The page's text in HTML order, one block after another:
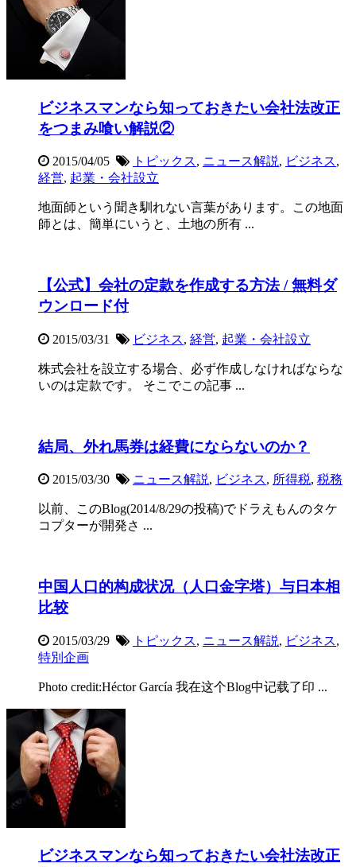
ビジネスマンなら知っておきたい会社法改正
をつまみ喰い解説②
2015/04/05 トピックス, ニュース解説, ビジネス,
経営, 起業・会社設立
地面師という聞き馴れない言葉があります。この地面
師とは、簡単にいうと、土地の所有 ...
【公式】会社の定款を作成する方法 / 無料ダ
ウンロード付
2015/03/31 ビジネス, 経営, 起業・会社設立
株式会社を設立する場合、必ず作成しなければならな
いのは定款です。 そこでこの記事 ...
結局、外れ馬券は経費にならないのか？
2015/03/30 ニュース解説, ビジネス, 所得税, 税務
以前、このBlog(2014/8/29の投稿)でドラえもんのタケ
コプターが開発さ ...
中国人口的构成状况（人口金字塔）与日本相
比较
2015/03/29 トピックス, ニュース解説, ビジネス,
特別企画
Photo credit:Héctor García 我在这个Blog中记载了印 ...
ビジネスマンなら知っておきたい会社法改正